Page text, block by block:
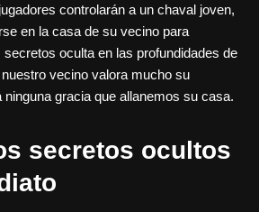
controlarán a un chaval joven,
en la casa de su vecino para
oculta en las profundidades de
vecino valora mucho su
ninguna gracia que allanemos su casa.
secretos ocultos